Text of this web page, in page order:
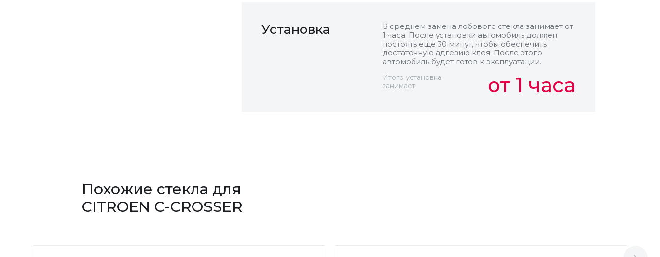
Установка
В среднем замена лобового стекла занимает от
1 часа. После установки автомобиль должен
постоять еще 30 минут, чтобы обеспечить
достаточную адгезию клея. После этого
автомобиль будет готов к эксплуатации.
Итого установка
занимает
от 1 часа
Похожие стекла для
CITROEN C-CROSSER